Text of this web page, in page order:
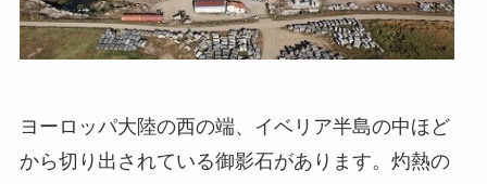
ヨーロッパ大陸の西の端、イベリア半島の中ほど
から切り出されている御影石があります。灼熱の